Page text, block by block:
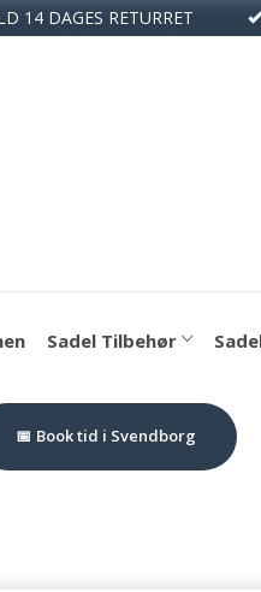
14 DAGES RETURRET
Sadel Tilbehør
Book tid i Svendborg